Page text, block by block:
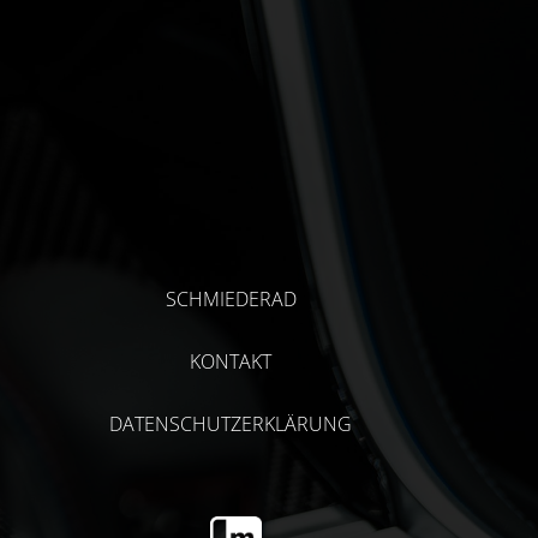
SCHMIEDERAD
KONTAKT
DATENSCHUTZERKLÄRUNG